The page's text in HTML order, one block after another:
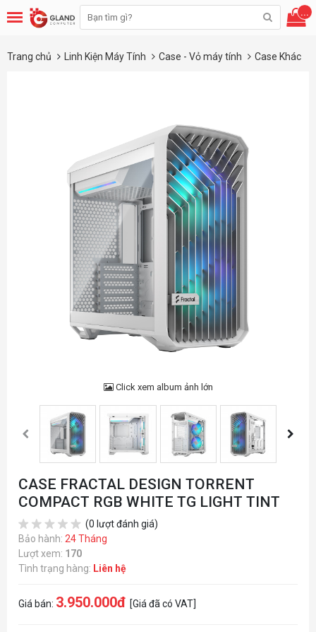
...
Trang chủ Linh Kiện Máy Tính Case - Vỏ máy tính Case Khác
Click xem album ảnh lớn
CASE FRACTAL DESIGN TORRENT
COMPACT RGB WHITE TG LIGHT TINT
(0 lượt đánh giá)
Bảo hành: 24 Tháng
Lượt xem: 170
Tình trạng hàng: Liên hệ
Giá bán: 3.950.000đ [Giá đã có VAT]